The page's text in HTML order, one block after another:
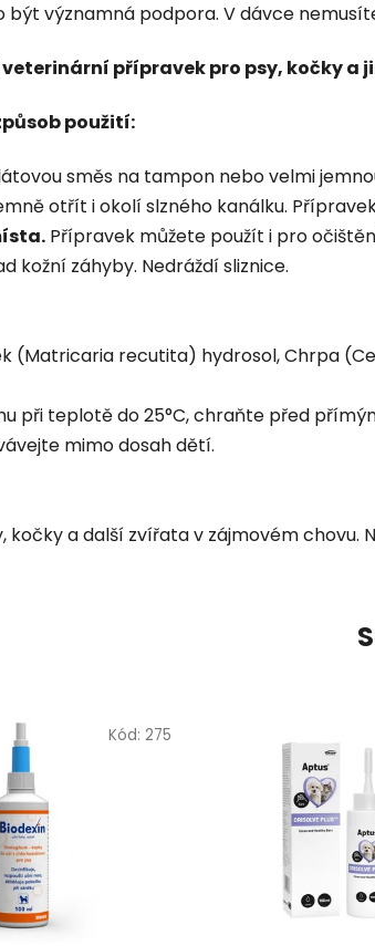
být významná podpora. V dávce
přípravek pro psy, kočky a
použití:
směs na tampon nebo velmi
otřít i okolí slzného kanálku.
Přípravek můžete použít i pro
kožní záhyby. Nedráždí sliznice.
(Matricaria recutita) hydrosol, Chrpa
při teplotě do 25°C, chraňte před
mimo dosah dětí.
kočky a další zvířata v zájmovém chovu.
Kód: 275